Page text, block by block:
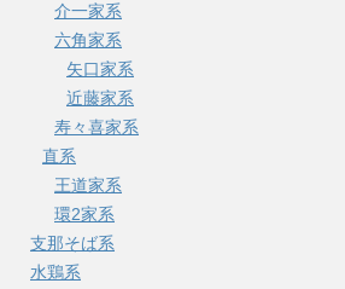
介一家系
六角家系
矢口家系
近藤家系
寿々喜家系
直系
王道家系
環2家系
支那そば系
水鶏系